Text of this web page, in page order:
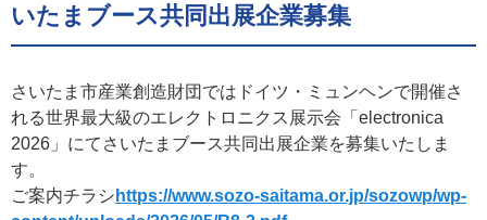
いたまブース共同出展企業募集
さいたま市産業創造財団ではドイツ・ミュンヘンで開催さ
れる世界最大級のエレクトロニクス展示会「electronica
2026」にてさいたまブース共同出展企業を募集いたしま
す。
ご案内チラシ https://www.sozo-saitama.or.jp/sozowp/wp-